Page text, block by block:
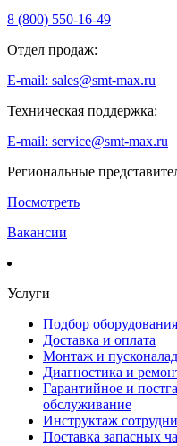
8 (800) 550-16-49
Отдел продаж:
E-mail: sales@smt-max.ru
Техническая поддержка:
E-mail: service@smt-max.ru
Региональные
Посмотреть
Вакансии
Услуги
Подбор оборудования
Доставка и оплата
Монтаж и
Диагностика и
Гарантийное и
обслуживание
Инструктаж
Поставка запасных